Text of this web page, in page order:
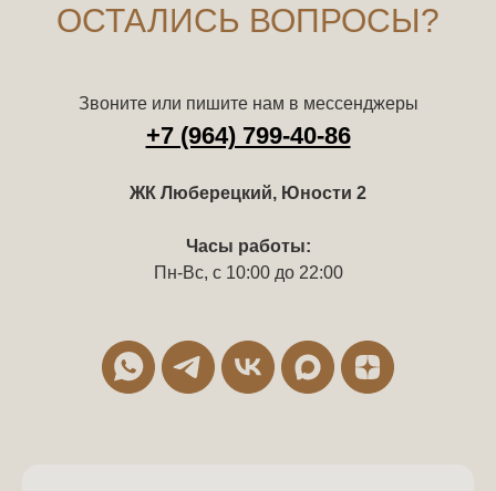
ОСТАЛИСЬ ВОПРОСЫ?
Звоните или пишите нам в мессенджеры
+7 (964) 799-40-86
ЖК Люберецкий, Юности 2
Часы работы:
Пн-Вс, с 10:00 до 22:00